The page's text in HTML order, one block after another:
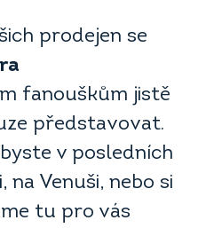
prodejen se
fanouškům jistě
představovat.
v posledních
na Venuši, nebo si
tu pro vás